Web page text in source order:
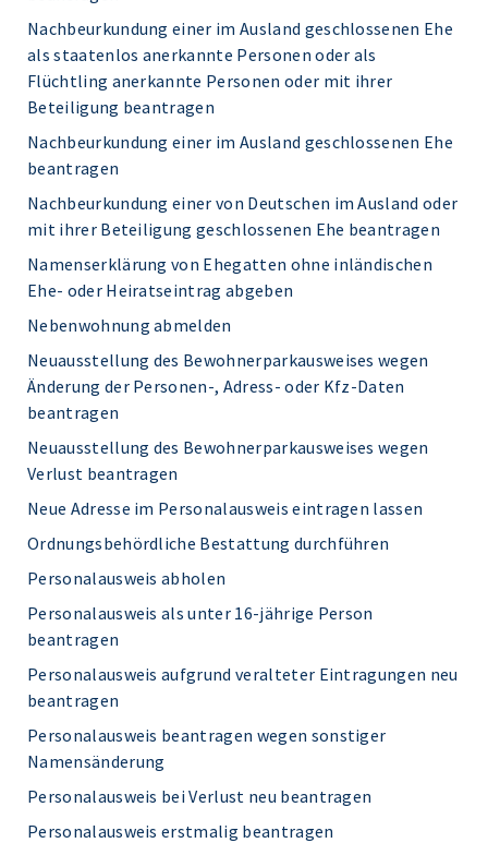
Nachbeurkundung einer im Ausland geschlossenen Ehe
als staatenlos anerkannte Personen oder als
Flüchtling anerkannte Personen oder mit ihrer
Beteiligung beantragen
Nachbeurkundung einer im Ausland geschlossenen Ehe
beantragen
Nachbeurkundung einer von Deutschen im Ausland oder
mit ihrer Beteiligung geschlossenen Ehe beantragen
Namenserklärung von Ehegatten ohne inländischen
Ehe- oder Heiratseintrag abgeben
Nebenwohnung abmelden
Neuausstellung des Bewohnerparkausweises wegen
Änderung der Personen-, Adress- oder Kfz-Daten
beantragen
Neuausstellung des Bewohnerparkausweises wegen
Verlust beantragen
Neue Adresse im Personalausweis eintragen lassen
Ordnungsbehördliche Bestattung durchführen
Personalausweis abholen
Personalausweis als unter 16-jährige Person
beantragen
Personalausweis aufgrund veralteter Eintragungen neu
beantragen
Personalausweis beantragen wegen sonstiger
Namensänderung
Personalausweis bei Verlust neu beantragen
Personalausweis erstmalig beantragen